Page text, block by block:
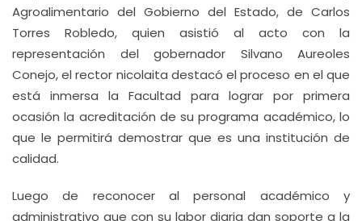
Agroalimentario del Gobierno del Estado, de Carlos
Torres Robledo, quien asistió al acto con la
representación del gobernador Silvano Aureoles
Conejo, el rector nicolaita destacó el proceso en el que
está inmersa la Facultad para lograr por primera
ocasión la acreditación de su programa académico, lo
que le permitirá demostrar que es una institución de
calidad.
Luego de reconocer al personal académico y
administrativo que con su labor diaria dan soporte a la